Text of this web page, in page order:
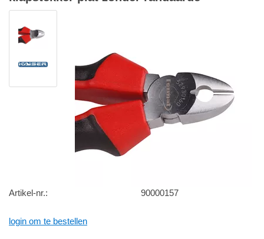
Artikel-nr.: 90000157
login om te bestellen